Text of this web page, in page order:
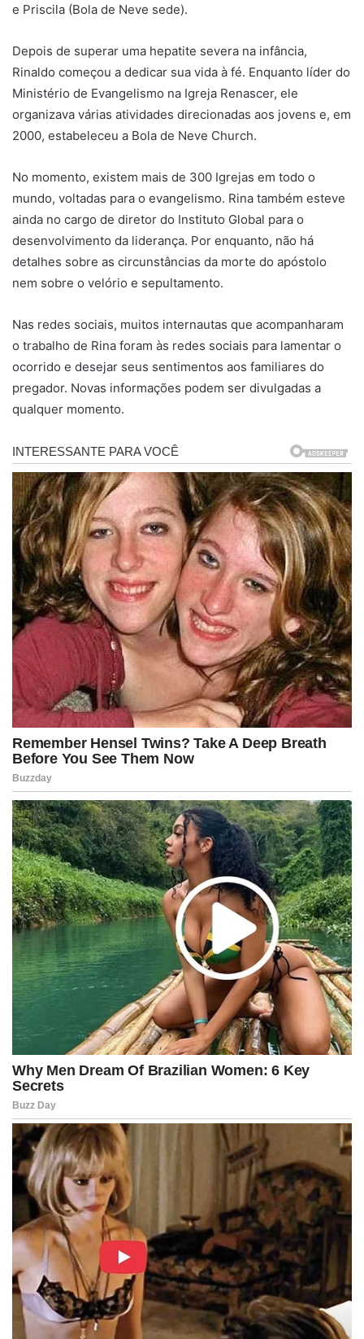
e Priscila (Bola de Neve sede).
Depois de superar uma hepatite severa na infância,
Rinaldo começou a dedicar sua vida à fé. Enquanto líder do
Ministério de Evangelismo na Igreja Renascer, ele
organizava várias atividades direcionadas aos jovens e, em
2000, estabeleceu a Bola de Neve Church.
No momento, existem mais de 300 Igrejas em todo o
mundo, voltadas para o evangelismo. Rina também esteve
ainda no cargo de diretor do Instituto Global para o
desenvolvimento da liderança. Por enquanto, não há
detalhes sobre as circunstâncias da morte do apóstolo
nem sobre o velório e sepultamento.
Nas redes sociais, muitos internautas que acompanharam
o trabalho de Rina foram às redes sociais para lamentar o
ocorrido e desejar seus sentimentos aos familiares do
pregador. Novas informações podem ser divulgadas a
qualquer momento.